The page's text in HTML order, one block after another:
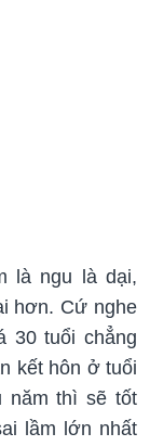
là ngu là dại,
hơn. Cứ nghe
30 tuổi chẳng
kết hôn ở tuổi
năm thì sẽ tốt
lầm lớn nhất